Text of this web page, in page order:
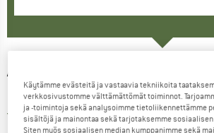
ALÉ
Pyöräilypusero
5,0(1)
Käytämme evästeitä ja vastaavia tekniikoita
verkkosivustomme välttämättömät toiminnot.
ja -toimintoja sekä analysoimme tietoliikennettämme
sisältöjä ja mainontaa sekä tarjotaksemme sosiaalisen
Siten myös sosiaalisen median kumppanimme sekä